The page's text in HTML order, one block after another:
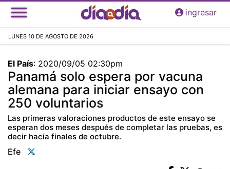
Pasar
al
principal
ingresar
LUNES 10 DE AGOSTO DE 2026
El País: 2020/09/05 02:30pm
Panamá solo espera por vacuna
alemana para iniciar ensayo con
250 voluntarios
Las primeras valoraciones productos de este ensayo se
esperan dos meses después de completar las pruebas, es
decir hacia finales de octubre.
Efe